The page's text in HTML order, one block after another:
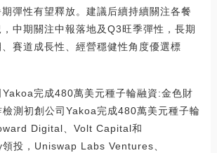
彈性有望釋放。建議后續持續關注各餐
中期關注中報落地及Q3旺季彈性，長期
賽道成長性、經營穩健性角度優選標
完成480萬美元種子輪融資:金色財
測初創公司Yakoa完成480萬美元種子輪
Digital、Volt Capital和
投，Uniswap Labs Ventures、